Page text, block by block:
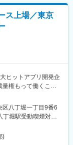
全国550万世帯超の
に加え、電力・ガ
高約8,000億円、グ
売上1兆円超を目指
シャルアドバイザ
働7.5h、年間休日
、電力、宅配水、保
ともに幅広い事業を
業務提携したアライ
す。当社の新規サー
投資を掛からない
と、月々の使用料
ス上場／東京
ヒットアプリ開発企
権もって働くこと
当社において、財
ントもお任せしま
区八丁堀一丁目9番6
丁堀駅受動喫煙対
業所
)